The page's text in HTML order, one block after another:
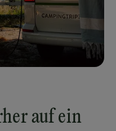
auf ein